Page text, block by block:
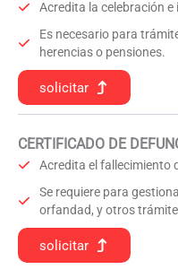
Acredita la celebración
Es necesario para
herencias o pensiones.
solicitar
CERTIFICADO DE
Acredita el fallecimiento
Se requiere para
orfandad, y otros
solicitar